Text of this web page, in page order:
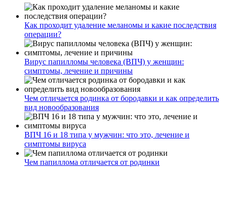
Как проходит удаление меланомы и какие последствия
операции?
Вирус папилломы человека (ВПЧ) у женщин:
симптомы, лечение и причины
Чем отличается родинка от бородавки и как определить
вид новообразования
ВПЧ 16 и 18 типа у мужчин: что это, лечение и
симптомы вируса
Чем папиллома отличается от родинки